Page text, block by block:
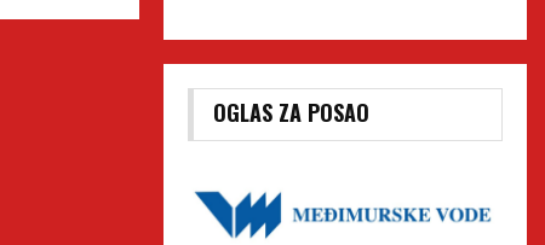
OGLAS ZA POSAO